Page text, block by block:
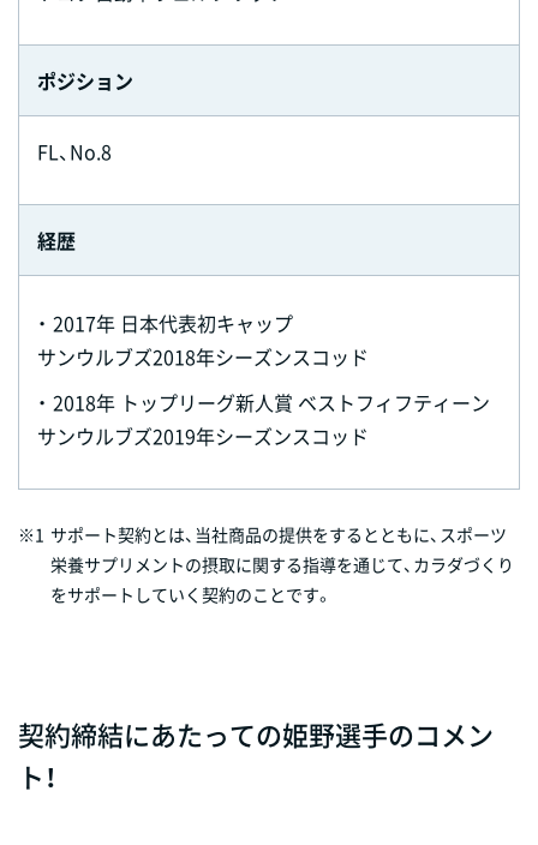
ポジション
FL、No.8
経歴
・ 2017年 日本代表初キャップ
サンウルブズ2018年シーズンスコッド
・ 2018年 トップリーグ新人賞 ベストフィフティーン
サンウルブズ2019年シーズンスコッド
※1 サポート契約とは、当社商品の提供をするとともに、スポーツ
栄養サプリメントの摂取に関する指導を通じて、カラダづくり
をサポートしていく契約のことです。
契約締結にあたっての姫野選手のコメン
ト！